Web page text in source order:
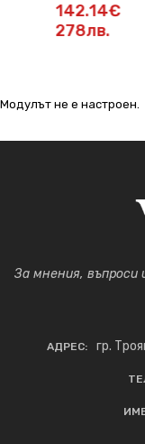
142.14€
278лв.
Модулът не е настроен.
За мнения, въпроси
АДРЕС: гр.